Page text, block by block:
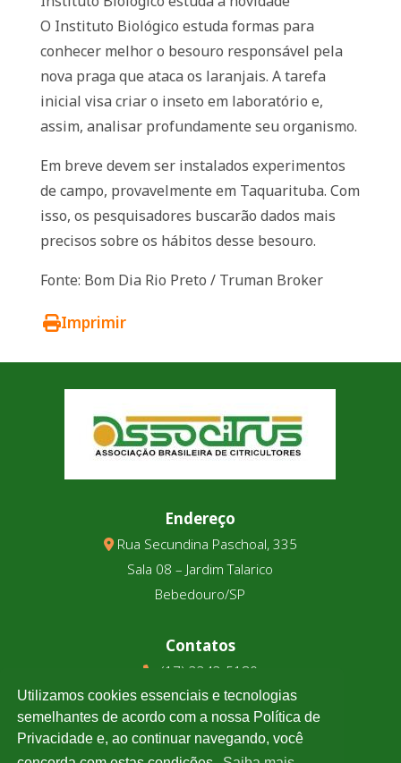
O Instituto Biológico estuda formas para
conhecer melhor o besouro responsável pela
nova praga que ataca os laranjais. A tarefa
inicial visa criar o inseto em laboratório e,
assim, analisar profundamente seu organismo.
Em breve devem ser instalados experimentos
de campo, provavelmente em Taquarituba. Com
isso, os pesquisadores buscarão dados mais
precisos sobre os hábitos desse besouro.
Fonte: Bom Dia Rio Preto / Truman Broker
Imprimir
Endereço
Rua Secundina Paschoal, 335
Sala 08 – Jardim Talarico
Bebedouro/SP
Contatos
(17) 3343-5180
(17) 99123-9831
Cotação
Utilizamos cookies essenciais e tecnologias
semelhantes de acordo com a nossa Política de
Privacidade e, ao continuar navegando, você